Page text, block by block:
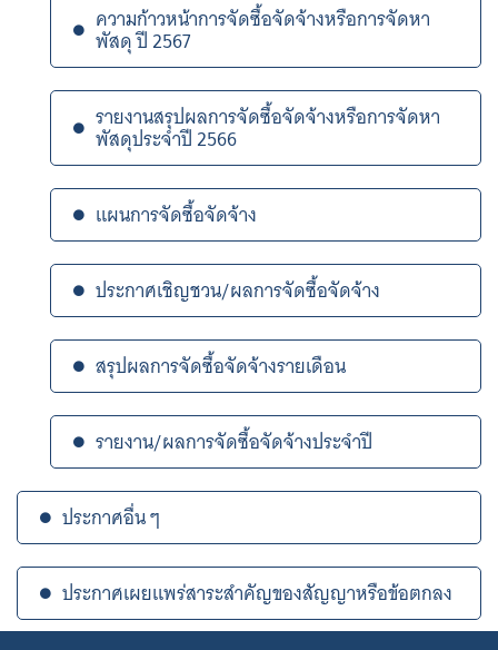
ความก้าวหน้าการจัดซื้อจัดจ้างหรือการจัดหา
พัสดุ ปี 2567
รายงานสรุปผลการจัดซื้อจัดจ้างหรือการจัดหา
พัสดุประจำปี 2566
แผนการจัดซื้อจัดจ้าง
ประกาศเชิญชวน/ผลการจัดซื้อจัดจ้าง
สรุปผลการจัดซื้อจัดจ้างรายเดือน
รายงาน/ผลการจัดซื้อจัดจ้างประจำปี
ประกาศอื่น ๆ
ประกาศเผยแพร่สาระสำคัญของสัญญาหรือข้อตกลง